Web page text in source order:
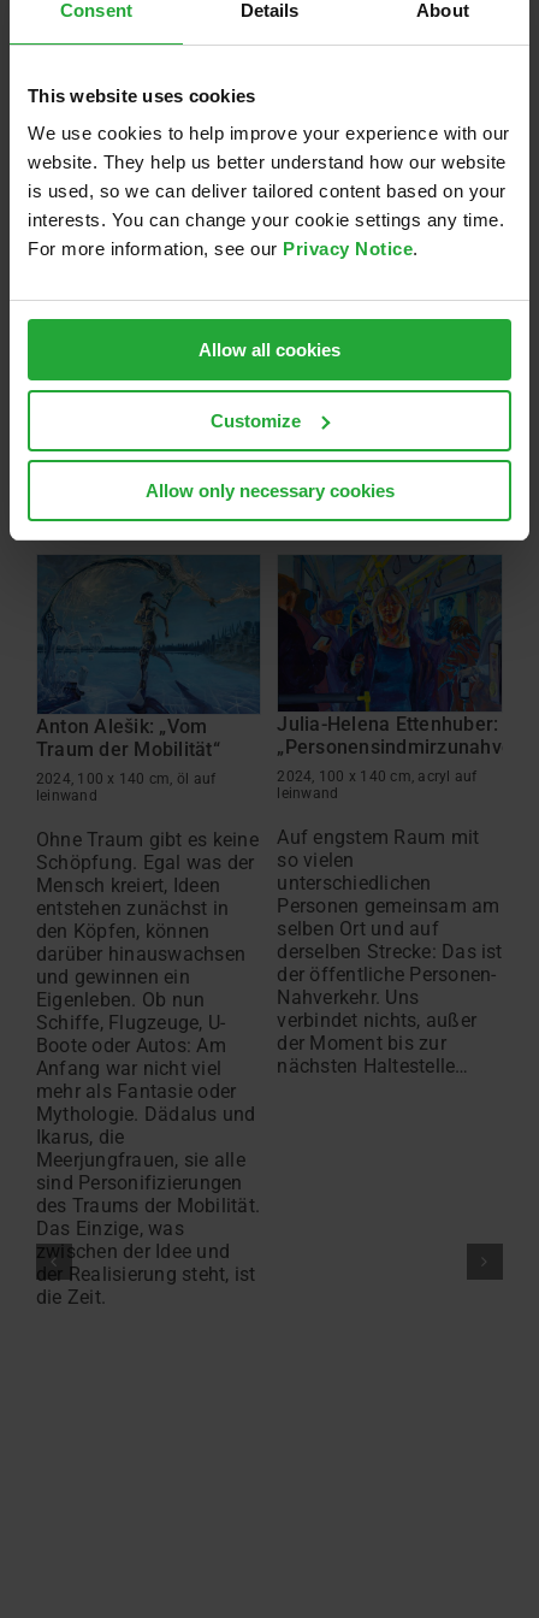
Consent Details About
This website uses cookies
We use cookies to help improve your experience with our
website. They help us better understand how our website
is used, so we can deliver tailored content based on your
interests. You can change your cookie settings any time.
For more information, see our Privacy Notice.
Allow all cookies
Customize
Allow only necessary cookies
Zeit aktiv stellen und Lösungen und Wege für die
Zukunft finden. Mobil bleiben, kreative Wege finden,
Neues wagen und schnell umsetzen – das trifft
gleichwohl auf das Projekt „Kunst trifft Technik“ wie
unsere
Senffabrikation zu. Wir freuen uns auf die Gedanken
Thema „Mobilität“ im Projekt „Kunst trifft Technik“
die neuen Kompositionen aus natürlichen Zutaten.
Copyright der Werke bei den Urhebern
Anton Alešik: „Vom
Traum der Mobilität“
2024, 100 x 140 cm, öl auf
leinwand
Ohne Traum gibt es keine
Schöpfung. Egal was der
Mensch kreiert, Ideen
entstehen zunächst in
den Köpfen, können
darüber hinauswachsen
und gewinnen ein
Eigenleben. Ob nun
Schiffe, Flugzeuge, U-
Boote oder Autos: Am
Anfang war nicht viel
mehr als Fantasie oder
Mythologie. Dädalus und
Ikarus, die
Meerjungfrauen, sie alle
sind Personifizierungen
des Traums der Mobilität.
Das Einzige, was
zwischen der Idee und
der Realisierung steht, ist
die Zeit.
Julia-Helena Ettenhuber:
2024, 100 x 140 cm, acryl auf
leinwand
Auf engstem Raum mit
so vielen
unterschiedlichen
Personen gemeinsam am
selben Ort und auf
derselben Strecke: Das ist
der öffentliche Personen-
Nahverkehr. Uns
verbindet nichts, außer
der Moment bis zur
nächsten Haltestelle…